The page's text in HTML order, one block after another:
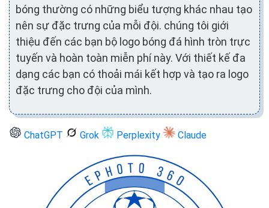
bóng thường có những biểu tượng khác nhau tạo
nên sự đặc trưng của mỗi đội. chúng tôi giới
thiệu đến các bạn bộ logo bóng đá hình tròn trực
tuyến và hoàn toàn miễn phí này. Với thiết kế đa
dạng các bạn có thoải mái kết hợp và tạo ra logo
đặc trưng cho đội của mình.
ChatGPT Grok Perplexity Claude